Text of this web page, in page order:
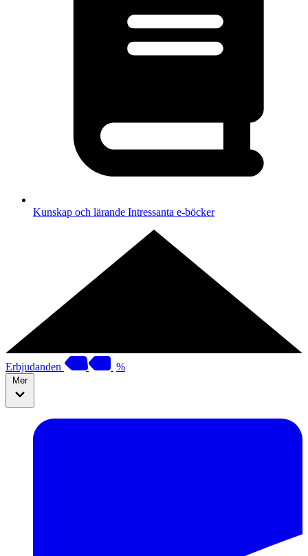
Kunskap och lärande Intressanta e-böcker
Erbjudanden %
Mer